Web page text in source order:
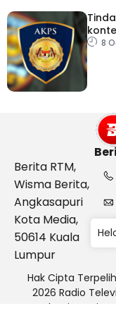
8
Berita RTM,
Wisma Berita,
Angkasapuri
Kota Media,
50614 Kuala
Lumpur
Hak Cipta
2026 Radio
Malaysia, Berita